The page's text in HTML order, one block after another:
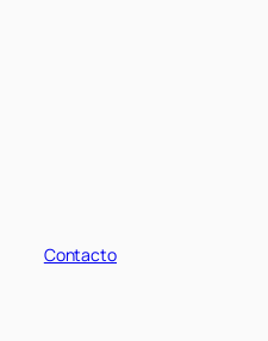
Contacto